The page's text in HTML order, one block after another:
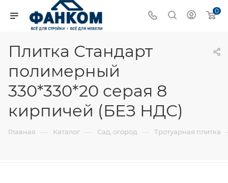
0
Плитка Стандарт
полимерный
330*330*20 серая 8
кирпичей (БЕЗ НДС)
Главная — Каталог — Сад, огород — Тротуарная плитка